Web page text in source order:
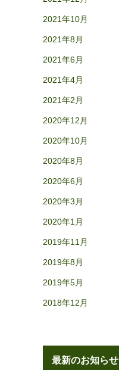
2021年10月
2021年8月
2021年6月
2021年4月
2021年2月
2020年12月
2020年10月
2020年8月
2020年6月
2020年3月
2020年1月
2019年11月
2019年8月
2019年5月
2018年12月
最新のお知らせ